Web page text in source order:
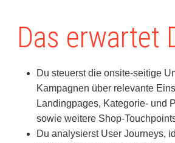
Das erwartet
Du steuerst die onsite-seitige
Kampagnen über relevante
Landingpages, Kategorie- und
sowie weitere Shop-
Du analysierst User Journeys,